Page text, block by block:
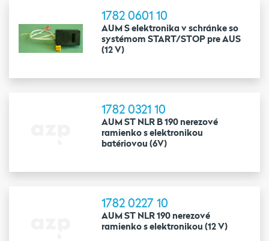
1782 0601 10
AUM S elektronika v schránke so
systémom START/STOP pre AUS
(12 V)
1782 0321 10
AUM ST NLR B 190 nerezové
ramienko s elektronikou
batériovou (6V)
1782 0227 10
AUM ST NLR 190 nerezové
ramienko s elektronikou (12 V)